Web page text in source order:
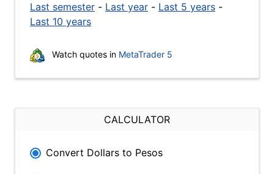
Last semester - Last year - Last 5 years -
Last 10 years
Watch quotes in MetaTrader 5
CALCULATOR
Convert Dollars to Pesos